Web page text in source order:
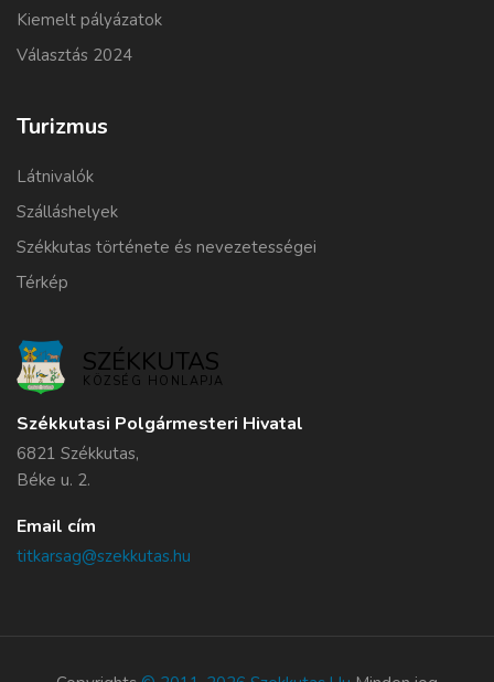
Kiemelt pályázatok
Választás 2024
Turizmus
Látnivalók
Szálláshelyek
Székkutas története és nevezetességei
Térkép
SZÉKKUTAS
KÖZSÉG HONLAPJA
Székkutasi Polgármesteri Hivatal
6821 Székkutas,
Béke u. 2.
Email cím
titkarsag@szekkutas.hu